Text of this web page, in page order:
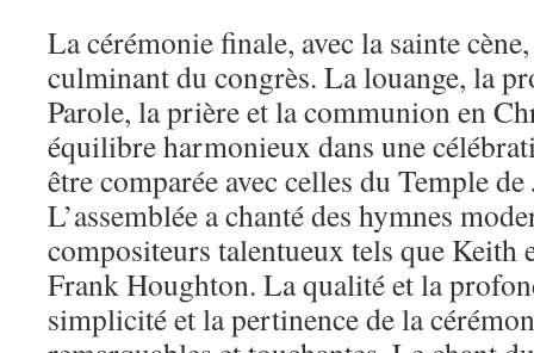
La cérémonie finale, avec la sainte
culminant du congrès. La louange, la
Parole, la prière et la communion en
équilibre harmonieux dans une
être comparée avec celles du Temple
L’assemblée a chanté des hymnes
compositeurs talentueux tels que
Frank Houghton. La qualité et la
simplicité et la pertinence de la